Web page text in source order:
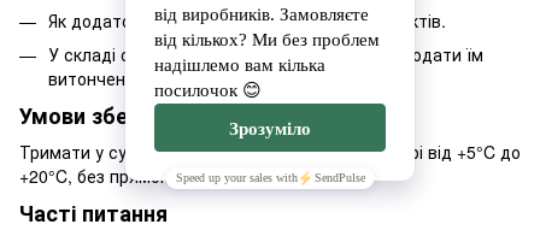
Як додаток до м’яких сирів, йогурту або фруктів.
У складі святкових і щоденних страв, щоб додати їм
витонченості.
Умови зберігання:
Тримати у сухому темному місці при температурі від +5°C до
+20°C, без прямого сонячного світла.
Часті питання